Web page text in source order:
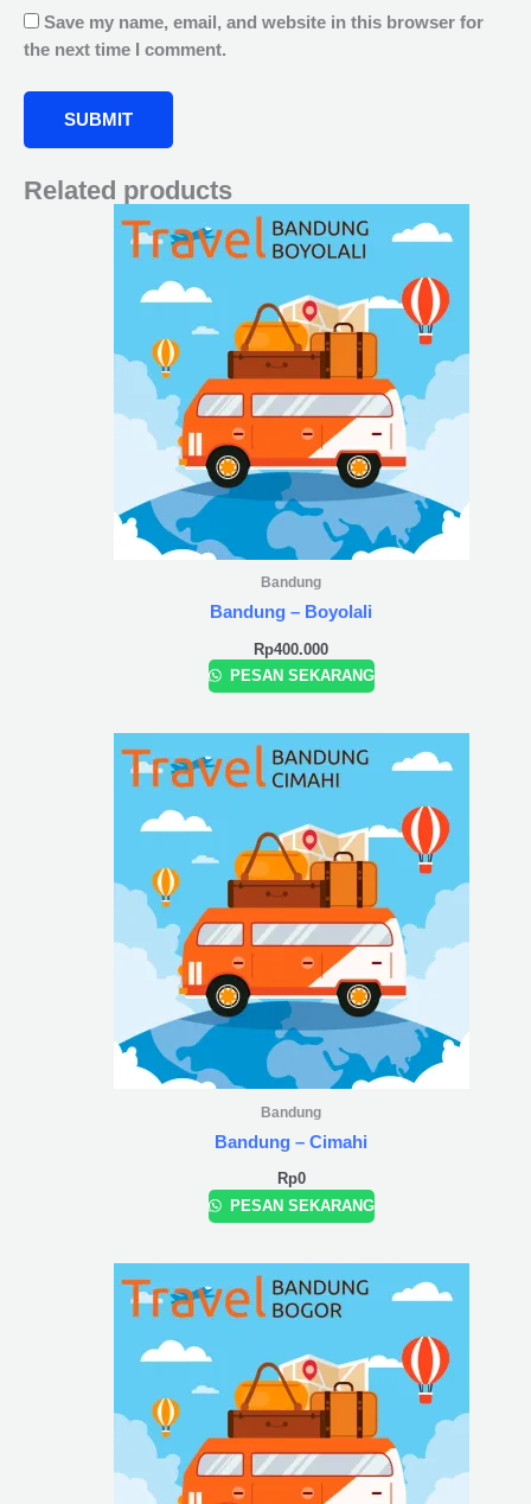
Save my name, email, and website in this browser for
the next time I comment.
Related products
Bandung
Bandung – Boyolali
Rp400.000
PESAN SEKARANG
Bandung
Bandung – Cimahi
Rp0
PESAN SEKARANG